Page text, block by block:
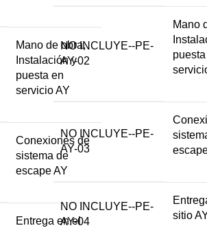
Mano de obra,
Instalación y
puesta en
servicio AY
Conexiones de
sistema de
escape AY
Entrega en el
NO INCLUYE--PE-
AY-02
Mano
NO INCLUYE--PE-
AY-03
NO INCLUYE--PE-
AY-04
sitio